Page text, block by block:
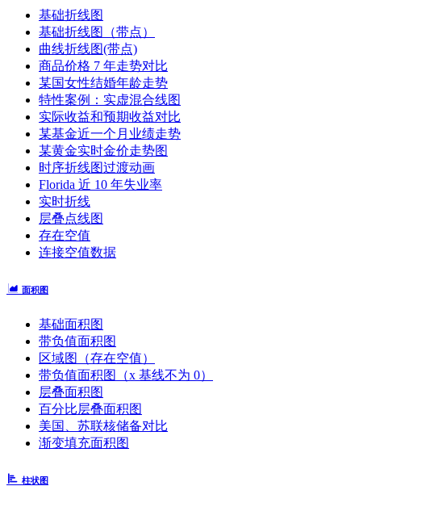
基础折线图
基础折线图（带点）
曲线折线图(带点)
商品价格 7 年走势对比
某国女性结婚年龄走势
特性案例：实虚混合线图
实际收益和预期收益对比
某基金近一个月业绩走势
某黄金实时金价走势图
时序折线图过渡动画
Florida 近 10 年失业率
实时折线
层叠点线图
存在空值
连接空值数据
面积图
基础面积图
带负值面积图
区域图（存在空值）
带负值面积图（x 基线不为 0）
层叠面积图
百分比层叠面积图
美国、苏联核储备对比
渐变填充面积图
柱状图